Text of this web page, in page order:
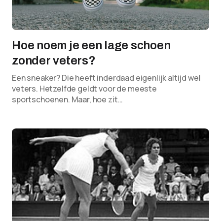
Hoe noem je een lage schoen
zonder veters?
Een sneaker? Die heeft inderdaad eigenlijk altijd wel
veters. Hetzelfde geldt voor de meeste
sportschoenen. Maar, hoe zit…